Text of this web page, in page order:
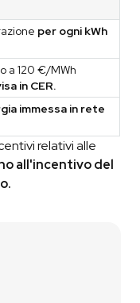
per ogni kWh
a 120 €/MWh
in CER.
immessa in rete
relativi alle
all'incentivo del